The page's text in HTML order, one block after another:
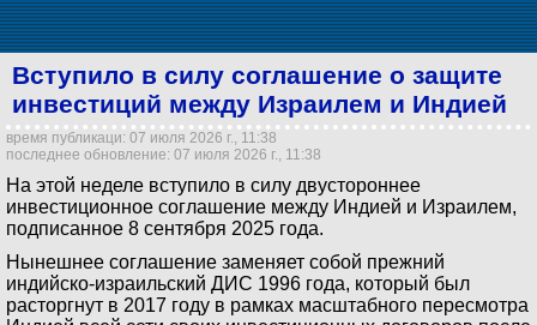
Вступило в силу соглашение о защите
инвестиций между Израилем и Индией
время публикаци: 07 июля 2026 г., 11:38
последнее обновление: 07 июля 2026 г., 11:38
На этой неделе вступило в силу двустороннее
инвестиционное соглашение между Индией и Израилем,
подписанное 8 сентября 2025 года.
Нынешнее соглашение заменяет собой прежний
индийско-израильский ДИС 1996 года, который был
расторгнут в 2017 году в рамках масштабного пересмотра